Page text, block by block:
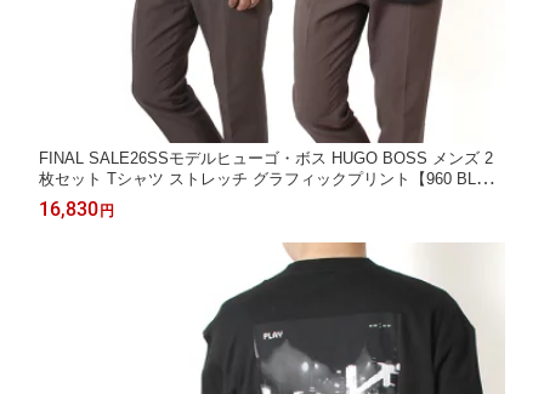
FINAL SALE26SSモデルヒューゴ・ボス HUGO BOSS メンズ 2
枚セット Tシャツ ストレッチ グラフィックプリント【960 BLAC
K/WHITE】50555845 960/【2026SS】m-tops
16,830円